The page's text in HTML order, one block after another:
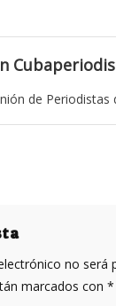
de Periodistas
no será
marcados con *